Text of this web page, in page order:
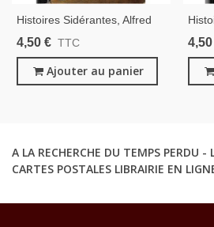
Histoires Sidérantes, Alfred
Hitchcock, 1982 - Mystères,
4,50 € TTC
Ajouter au panier
A LA RECHERCHE DU TEMPS PERDU -
CARTES POSTALES LIBRAIRIE EN